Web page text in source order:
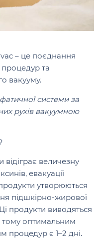
– це поєднання
процедур та
вакууму.
системи за
рухів вакуумною
величезну
евакуації
утворюються
підшкірно-жирової
продукти виводяться
тому оптимальним
процедур є 1–2 дні.